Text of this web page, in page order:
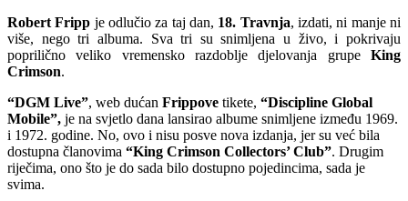
Robert Fripp je odlučio za taj dan, 18. Travnja, izdati, ni manje ni
više, nego tri albuma. Sva tri su snimljena u živo, i pokrivaju
poprilično veliko vremensko razdoblje djelovanja grupe King
Crimson.
“DGM Live”, web dućan Frippove tikete, “Discipline Global
Mobile”, je na svjetlo dana lansirao albume snimljene između 1969.
i 1972. godine. No, ovo i nisu posve nova izdanja, jer su već bila
dostupna članovima “King Crimson Collectors’ Club”. Drugim
riječima, ono što je do sada bilo dostupno pojedincima, sada je
svima.